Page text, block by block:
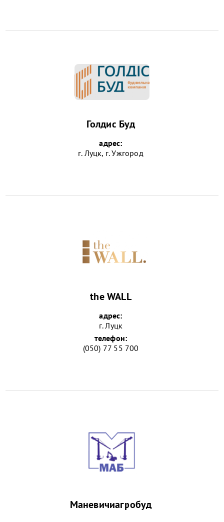
Голдис Буд
адрес:
г. Луцк, г. Ужгород
the WALL
адрес:
г. Луцк
телефон:
(050) 77 55 700
Маневичиагробуд